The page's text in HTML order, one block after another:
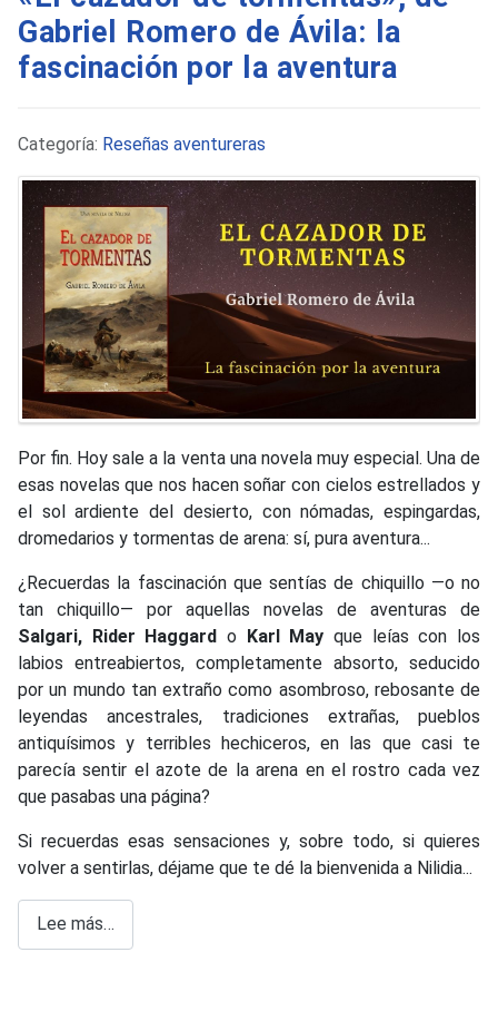
Gabriel Romero de Ávila: la
fascinación por la aventura
Detalles
Categoría: Reseñas aventureras
Por fin. Hoy sale a la venta una novela muy especial. Una de
esas novelas que nos hacen soñar con cielos estrellados y
el sol ardiente del desierto, con nómadas, espingardas,
dromedarios y tormentas de arena: sí, pura aventura...
¿Recuerdas la fascinación que sentías de chiquillo —o no
tan chiquillo— por aquellas novelas de aventuras de
Salgari, Rider Haggard o Karl May que leías con los
labios entreabiertos, completamente absorto, seducido
por un mundo tan extraño como asombroso, rebosante de
leyendas ancestrales, tradiciones extrañas, pueblos
antiquísimos y terribles hechiceros, en las que casi te
parecía sentir el azote de la arena en el rostro cada vez
que pasabas una página?
Si recuerdas esas sensaciones y, sobre todo, si quieres
volver a sentirlas, déjame que te dé la bienvenida a Nilidia...
Lee más…